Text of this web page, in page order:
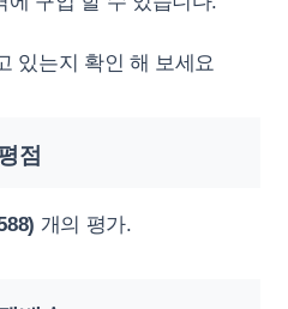
있는지 확인 해 보세요
점
개의 평가.